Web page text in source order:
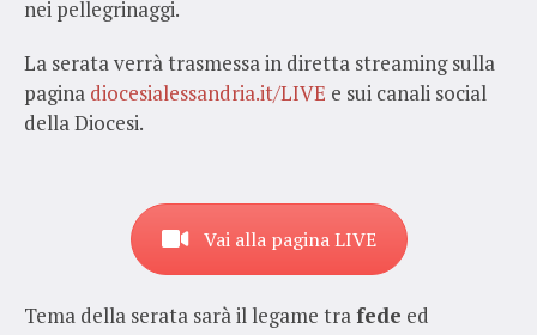
nei pellegrinaggi.
La serata verrà trasmessa in diretta streaming sulla
pagina diocesialessandria.it/LIVE e sui canali social
della Diocesi.
Vai alla pagina LIVE
Tema della serata sarà il legame trafede ed